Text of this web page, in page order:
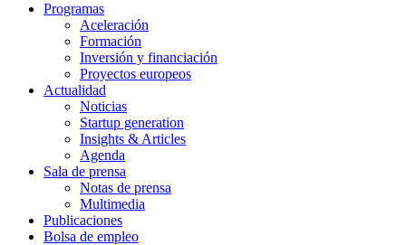
Programas
Aceleración
Formación
Inversión y financiación
Proyectos europeos
Actualidad
Noticias
Startup generation
Insights & Articles
Agenda
Sala de prensa
Notas de prensa
Multimedia
Publicaciones
Bolsa de empleo